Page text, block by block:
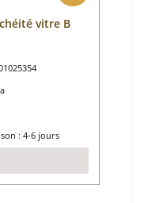
vitre B
:
: 4-6 jours